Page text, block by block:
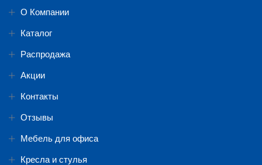
О Компании
Каталог
Распродажа
Акции
Контакты
Отзывы
Мебель для офиса
Кресла и стулья